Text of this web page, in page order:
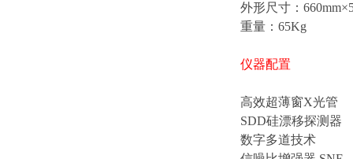
外形尺寸：
重量：65Kg
仪器配置
高效超薄窗X光管
SDD硅漂移探测器
数字多道技术